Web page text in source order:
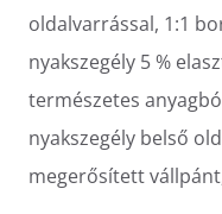
oldalvarrással, 1:1
nyakszegély 5 %
természetes
nyakszegély belső
megerősített